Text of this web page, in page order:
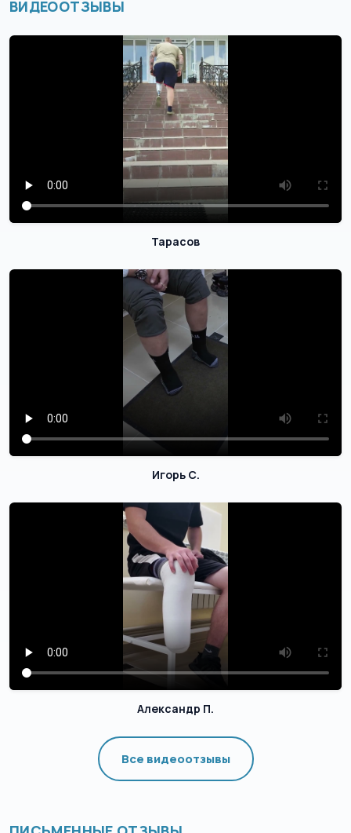
ВИДЕООТЗЫВЫ
Тарасов
Игорь С.
Александр П.
Все видеоотзывы